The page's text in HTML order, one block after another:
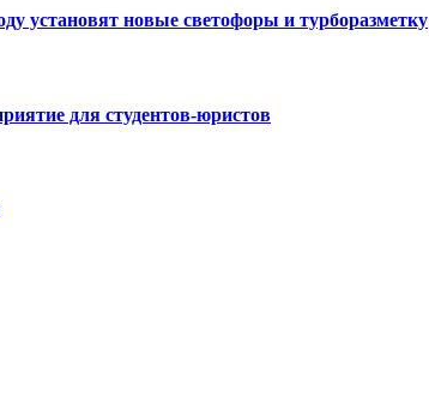
установят новые светофоры и турборазметку
для студентов-юристов